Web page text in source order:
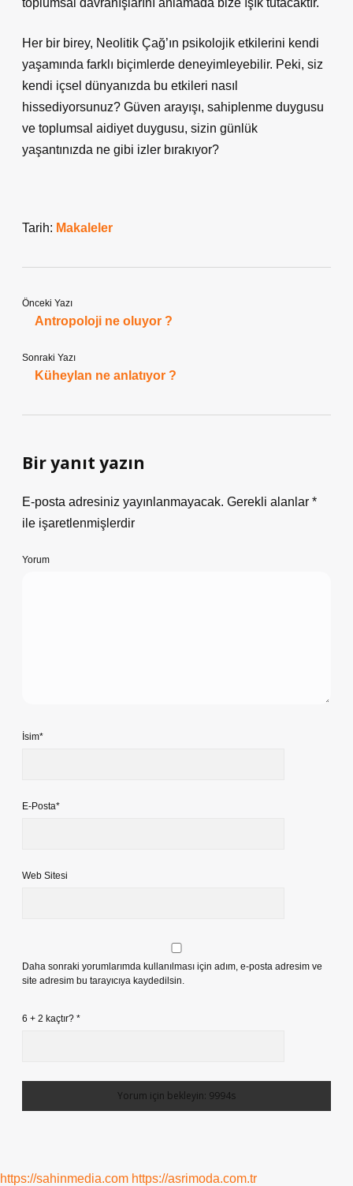
toplumsal davranışlarını anlamada bize ışık tutacaktır.
Her bir birey, Neolitik Çağ’ın psikolojik etkilerini kendi
yaşamında farklı biçimlerde deneyimleyebilir. Peki, siz
kendi içsel dünyanızda bu etkileri nasıl
hissediyorsunuz? Güven arayışı, sahiplenme duygusu
ve toplumsal aidiyet duygusu, sizin günlük
yaşantınızda ne gibi izler bırakıyor?
Tarih: Makaleler
Önceki Yazı
Antropoloji ne oluyor ?
Sonraki Yazı
Küheylan ne anlatıyor ?
Bir yanıt yazın
E-posta adresiniz yayınlanmayacak. Gerekli alanlar *
ile işaretlenmişlerdir
Yorum
İsim*
E-Posta*
Web Sitesi
Daha sonraki yorumlarımda kullanılması için adım, e-posta adresim ve
site adresim bu tarayıcıya kaydedilsin.
6 + 2 kaçtır? *
https://sahinmedia.com https://asrimoda.com.tr